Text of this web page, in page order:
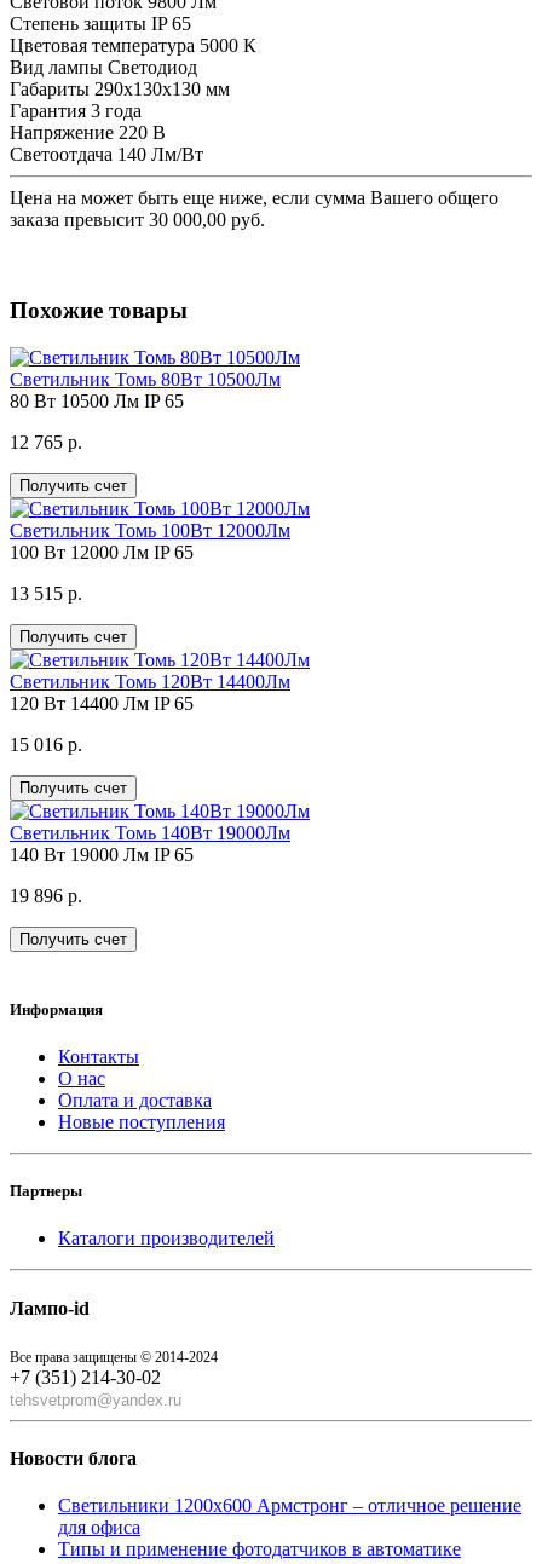
Степень защиты IP 65
Цветовая температура 5000 К
Вид лампы Светодиод
Габариты 290х130х130 мм
Гарантия 3 года
Напряжение 220 В
Светоотдача 140 Лм/Вт
Цена на может быть еще ниже, если сумма Вашего общего
заказа превысит 30 000,00 руб.
Похожие товары
Светильник Томь 80Вт 10500Лм
80 Вт 10500 Лм IP 65
12 765 р.
Получить счет
Светильник Томь 100Вт 12000Лм
100 Вт 12000 Лм IP 65
13 515 р.
Получить счет
Светильник Томь 120Вт 14400Лм
120 Вт 14400 Лм IP 65
15 016 р.
Получить счет
Светильник Томь 140Вт 19000Лм
140 Вт 19000 Лм IP 65
19 896 р.
Получить счет
Информация
Контакты
О нас
Оплата и доставка
Новые поступления
Партнеры
Каталоги производителей
Лампо-id
Все права защищены © 2014-2024
+7 (351) 214-30-02
tehsvetprom@yandex.ru
Новости блога
Светильники 1200x600 Армстронг – отличное решение
для офиса
Типы и применение фотодатчиков в автоматике